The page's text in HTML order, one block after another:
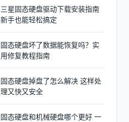
三星固态硬盘驱动下载安装指南
新手也能轻松搞定
固态硬盘坏了数据能恢复吗？实
用修复教程指南
固态硬盘掉盘了怎么解决 这样处
理又快又安全
固态硬盘和机械硬盘哪个更好 一